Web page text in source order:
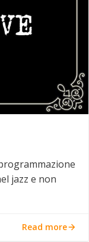
jazz e non
Read more